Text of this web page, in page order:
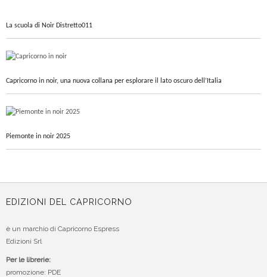
La scuola di Noir Distretto011
Capricorno in noir, una nuova collana per esplorare il lato oscuro dell’Italia
Piemonte in noir 2025
EDIZIONI DEL CAPRICORNO
è un marchio di Capricorno Espress
Edizioni Srl
Per le librerie:
promozione: PDE